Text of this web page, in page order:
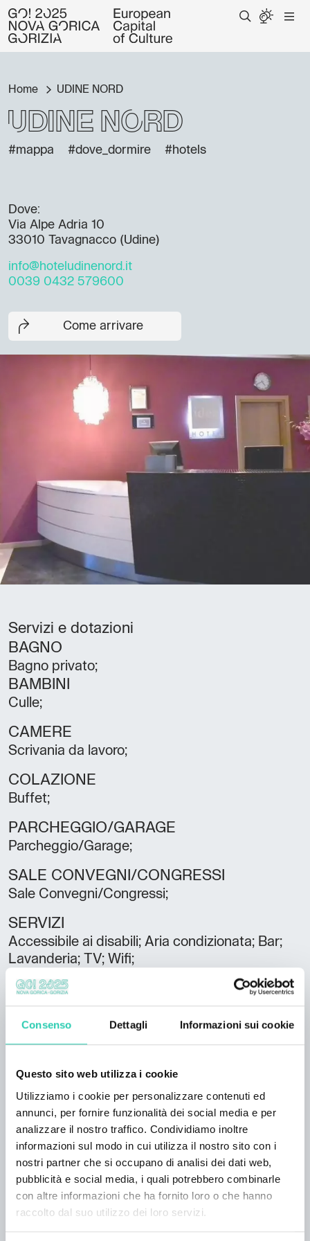
Consenso Dettagli Informazioni sui cookie
Questo sito web utilizza i cookie
Utilizziamo i cookie per personalizzare contenuti ed
annunci, per fornire funzionalità dei social media e per
analizzare il nostro traffico. Condividiamo inoltre
informazioni sul modo in cui utilizza il nostro sito con i
nostri partner che si occupano di analisi dei dati web,
pubblicità e social media, i quali potrebbero combinarle
con altre informazioni che ha fornito loro o che hanno
raccolto dal suo utilizzo dei loro servizi.
Home UDINE NORD
UDINE NORD
#mappa #dove_dormire #hotels
Dove:
Via Alpe Adria 10
33010 Tavagnacco (Udine)
info@hoteludinenord.it
0039 0432 579600
Come arrivare
Servizi e dotazioni
BAGNO
Bagno privato;
BAMBINI
Culle;
CAMERE
Scrivania da lavoro;
COLAZIONE
Buffet;
PARCHEGGIO/GARAGE
Parcheggio/Garage;
SALE CONVEGNI/CONGRESSI
Sale Convegni/Congressi;
SERVIZI
Accessibile ai disabili; Aria condizionata; Bar;
Lavanderia; TV; Wifi;
Lingue parlate
Italiano; Inglese; Tedesco; Spagnolo;
Carte di credito accettate
Numero camere
120
Numero bagni
120
Numero letti
240